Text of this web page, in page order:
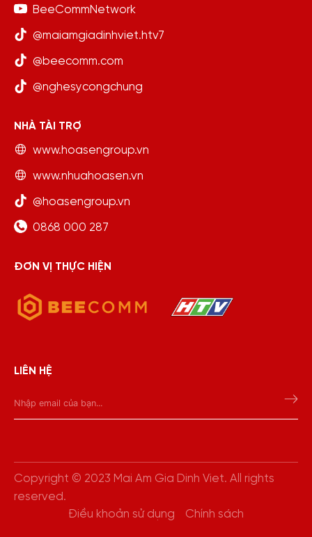
BeeCommNetwork
@maiamgiadinhviet.htv7
@beecomm.com
@nghesycongchung
NHÀ TÀI TRỢ
www.hoasengroup.vn
www.nhuahoasen.vn
@hoasengroup.vn
0868 000 287
ĐƠN VỊ THỰC HIỆN
LIÊN HỆ
Copyright © 2023 Mai Am Gia Dinh Viet. All rights
reserved.
Điều khoản sử dụng
Chính sách